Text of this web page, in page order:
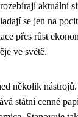
aktuální
se jen na
přes růst
ve světě.
několik
státní cenné